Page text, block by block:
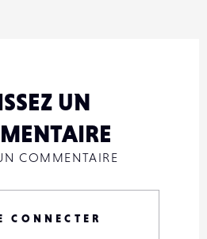
UN
COMMENTAIRE
CONNECTER